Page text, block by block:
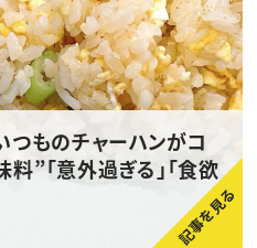
つものチャーハンがコ
”「意外過ぎる」「食欲